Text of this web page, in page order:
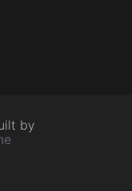
by